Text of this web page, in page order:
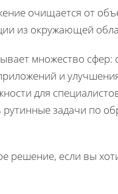
очищается от
из окружающей
множество сфер:
и
для
задачи по
решение, если вы